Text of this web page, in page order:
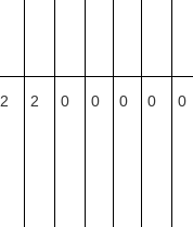
2 2 0 0 0 0 0